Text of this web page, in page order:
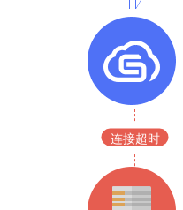
连接超时